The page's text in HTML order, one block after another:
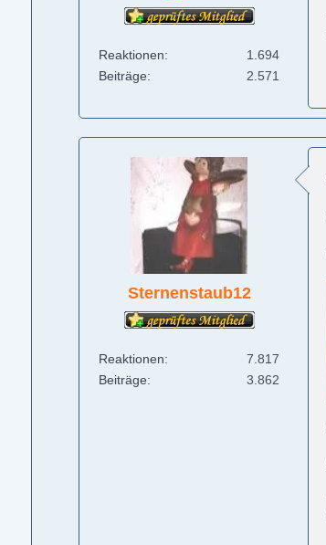
Reaktionen
1.694
Beiträge
2.571
Sternenstaub12
Reaktionen
7.817
Beiträge
3.862